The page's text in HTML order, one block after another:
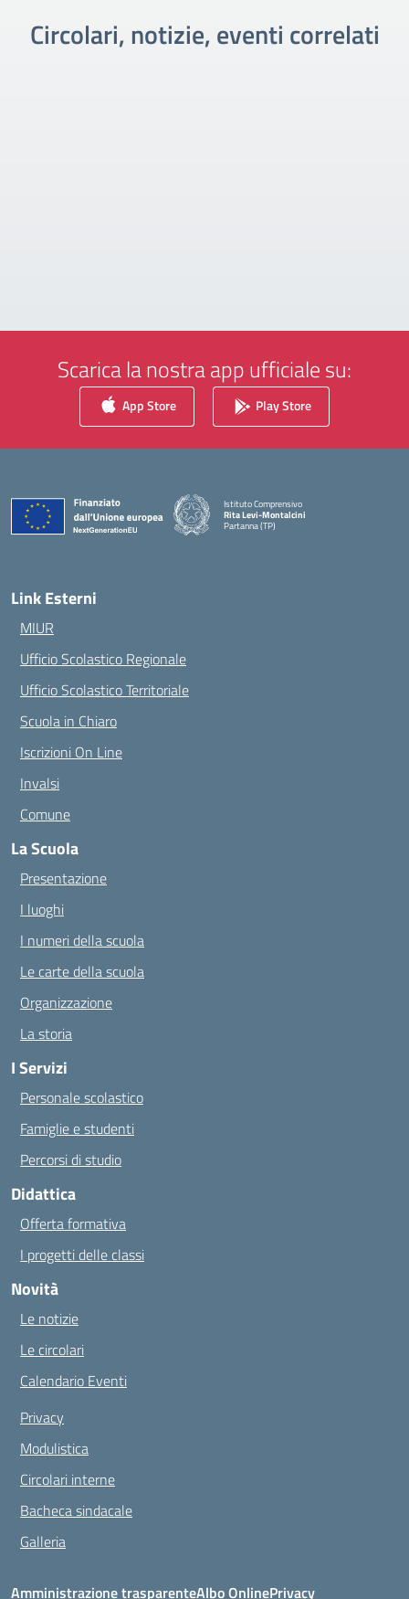
Circolari, notizie, eventi correlati
Scarica la nostra app ufficiale su:
App Store Play Store
Istituto Comprensivo
Rita Levi-Montalcini
Partanna (TP)
Link Esterni
MIUR
Ufficio Scolastico Regionale
Ufficio Scolastico Territoriale
Scuola in Chiaro
Iscrizioni On Line
Invalsi
Comune
La Scuola
Presentazione
I luoghi
I numeri della scuola
Le carte della scuola
Organizzazione
La storia
I Servizi
Personale scolastico
Famiglie e studenti
Percorsi di studio
Didattica
Offerta formativa
I progetti delle classi
Novità
Le notizie
Le circolari
Calendario Eventi
Privacy
Modulistica
Circolari interne
Bacheca sindacale
Galleria
Amministrazione trasparenteAlbo OnlinePrivacy